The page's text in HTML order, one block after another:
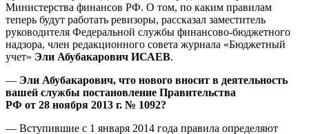
Министерства финансов РФ. О том, по каким правилам
теперь будут работать ревизоры, рассказал заместитель
руководителя Федеральной службы финансово-бюджетного
надзора, член редакционного совета журнала «Бюджетный
учет» Эли Абубакарович ИСАЕВ.
— Эли Абубакарович, что нового вносит в деятельность
вашей службы постановление Правительства
РФ от 28 ноября 2013 г. № 1092?
— Вступившие с 1 января 2014 года правила определяют